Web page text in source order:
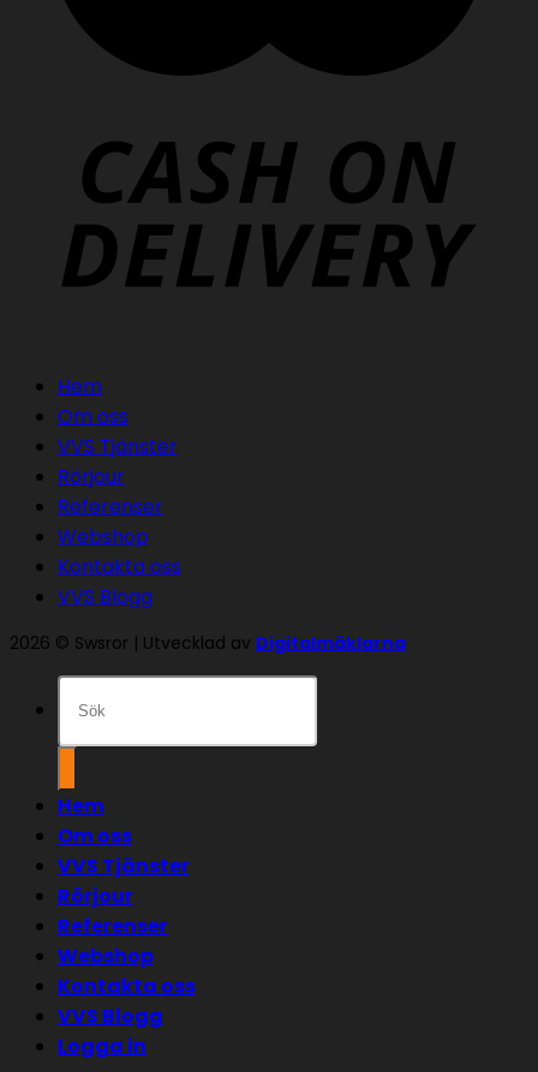
Hem
Om oss
VVS Tjänster
Rörjour
Referenser
Webshop
Kontakta oss
VVS Blogg
2026 © Swsror | Utvecklad av Digitalmäklarna
efter:
Hem
Om oss
VVS Tjänster
Rörjour
Referenser
Webshop
Kontakta oss
VVS Blogg
Logga in